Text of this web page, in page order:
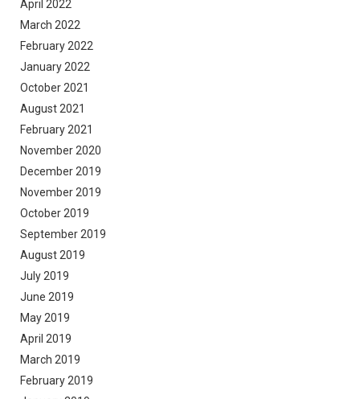
April 2022
March 2022
February 2022
January 2022
October 2021
August 2021
February 2021
November 2020
December 2019
November 2019
October 2019
September 2019
August 2019
July 2019
June 2019
May 2019
April 2019
March 2019
February 2019